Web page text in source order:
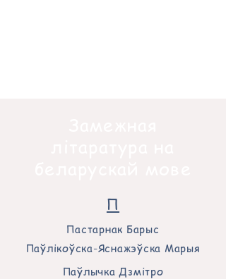
П
Пастарнак ​Барыс
​Паўлікоўска-Яснажэўска Марыя
Паўлычка Дзмітро